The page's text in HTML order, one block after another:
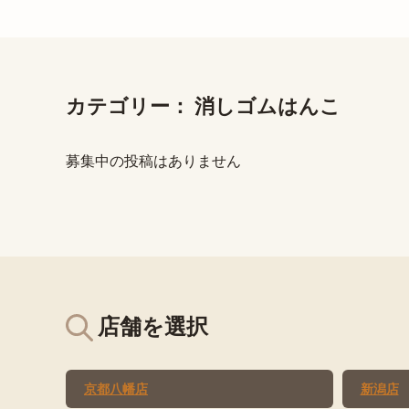
カテゴリー： 消しゴムはんこ
募集中の投稿はありません
店舗を選択
京都八幡店 新潟店